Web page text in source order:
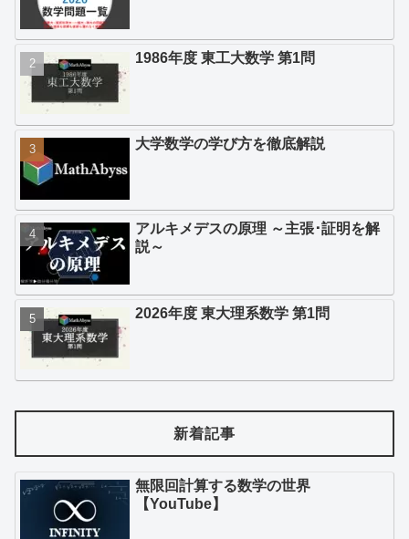
1986年度 東工大数学 第1問
大学数学の学び方を徹底解説
アルキメデスの原理 ～主張･証明を解
説～
2026年度 東大理系数学 第1問
新着記事
無限回計算する数学の世界
【YouTube】